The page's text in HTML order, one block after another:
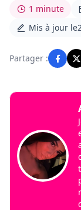
1 minute
Mis à jour le
Partager :